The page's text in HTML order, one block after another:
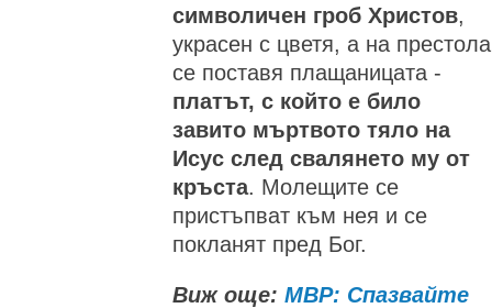
символичен гроб Христов,
украсен с цветя, а на престола
се поставя плащаницата -
платът, с който е било
завито мъртвото тяло на
Исус след свалянето му от
кръста. Молещите се
пристъпват към нея и се
покланят пред Бог.
Виж още: МВР: Спазвайте